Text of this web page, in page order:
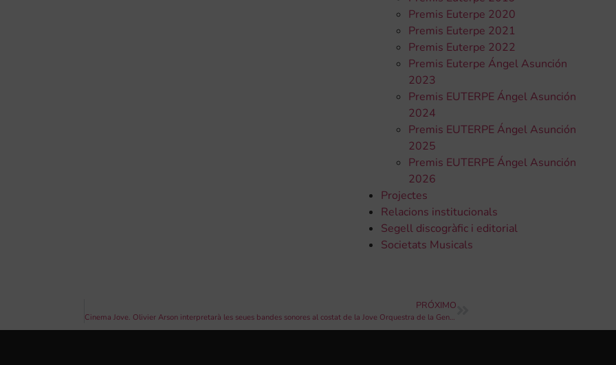
Premis Euterpe 2020
Premis Euterpe 2021
Premis Euterpe 2022
Premis Euterpe Ángel Asunción
2023
Premis EUTERPE Ángel Asunción
2024
Premis EUTERPE Ángel Asunción
2025
Premis EUTERPE Ángel Asunción
2026
Projectes
Relacions institucionals
Segell discogràfic i editorial
Societats Musicals
PRÓXIMO
Cinema Jove. Olivier Arson interpretarà les seues bandes sonores al costat de la Jove Orquestra de la Generalitat Valenciana